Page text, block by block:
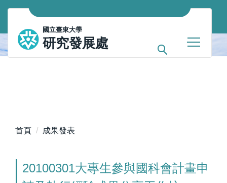
跳
主
內
國立臺東大學
研究發展處
首頁 成果發表
20100301大專生參與國科會計畫申